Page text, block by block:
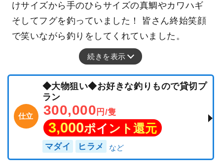
けサイズから手のひらサイズの真鯛やカワハギ
そしてフグを釣っていました！ 皆さん終始笑顔
で笑いながら釣りをしてくれていました。
続きを表示
仕立
◆大物狙い◆お好きな釣りもので貸切プ
ラン
300,000 円/隻
3,000ポイント還元
マダイ ヒラメ